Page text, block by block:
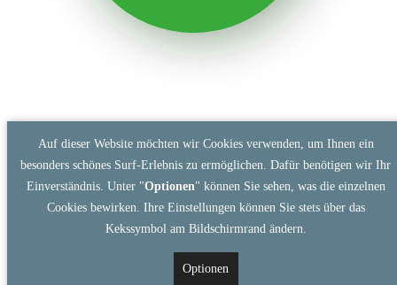
Auf dieser Website möchten wir Cookies verwenden, um Ihnen ein
besonders schönes Surf-Erlebnis zu ermöglichen. Dafür benötigen wir Ihr
Einverständnis. Unter "Optionen" können Sie sehen, was die einzelnen
Cookies bewirken. Ihre Einstellungen können Sie stets über das
Kekssymbol am Bildschirmrand ändern.
Optionen